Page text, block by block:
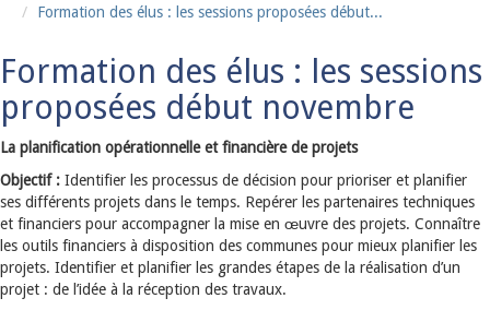
Formation des élus : les sessions proposées début...
Formation des élus : les sessions
proposées début novembre
La planification opérationnelle et financière de projets
Objectif : Identifier les processus de décision pour prioriser et planifier
ses différents projets dans le temps. Repérer les partenaires techniques
et financiers pour accompagner la mise en œuvre des projets. Connaître
les outils financiers à disposition des communes pour mieux planifier les
projets. Identifier et planifier les grandes étapes de la réalisation d’un
projet : de l’idée à la réception des travaux.